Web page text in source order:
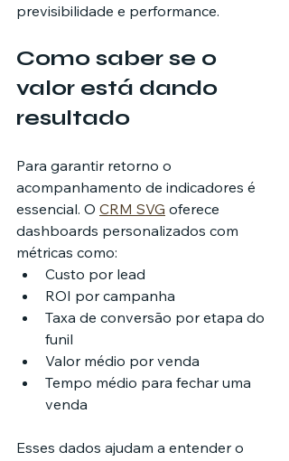
previsibilidade e performance.
Como saber se o
valor está dando
resultado
Para garantir retorno o
acompanhamento de indicadores é
essencial. O CRM SVG oferece
dashboards personalizados com
métricas como:
Custo por lead
ROI por campanha
Taxa de conversão por etapa do
funil
Valor médio por venda
Tempo médio para fechar uma
venda
Esses dados ajudam a entender o